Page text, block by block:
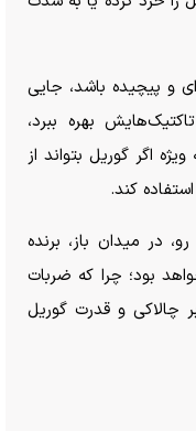
و پیچیده باشد، جایی
بهره ببرد،
اگر گوریل بتواند از
استفاده کند.
در میدان باز، برنده
بود؛ چرا که ضربات
چالاکی و قدرت گوریل